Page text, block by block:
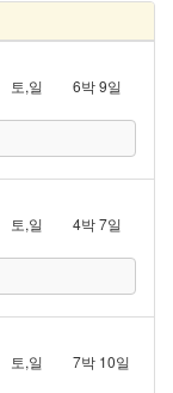
토,일 6박 9일
토,일 4박 7일
토,일 7박 10일